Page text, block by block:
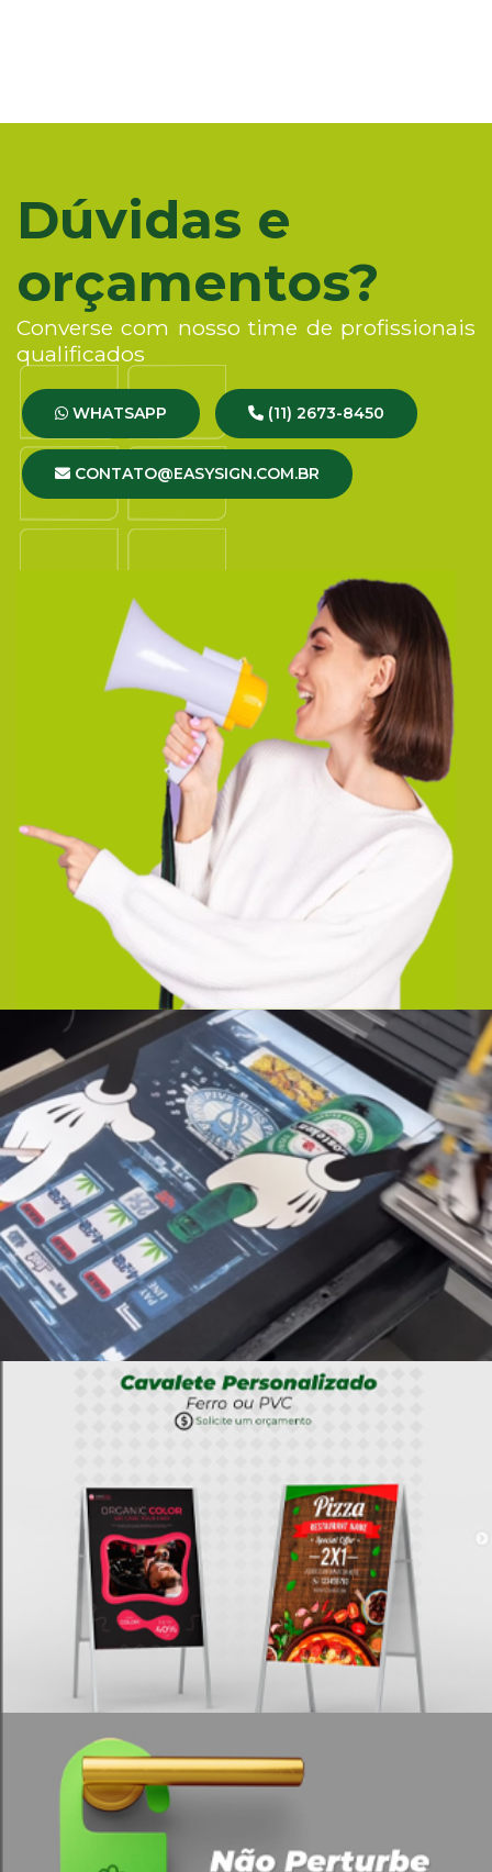
Dúvidas e
orçamentos?
Converse com nosso time de profissionais
qualificados
WHATSAPP (11) 2673-8450
CONTATO@EASYSIGN.COM.BR